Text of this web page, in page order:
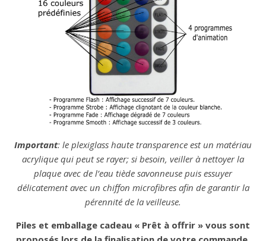
Important: le plexiglass haute transparence est un matériau
acrylique qui peut se rayer; si besoin, veiller à nettoyer la
plaque avec de l’eau tiède savonneuse puis essuyer
délicatement avec un chiffon microfibres afin de garantir la
pérennité de la veilleuse.
Piles et emballage cadeau « Prêt à offrir » vous sont